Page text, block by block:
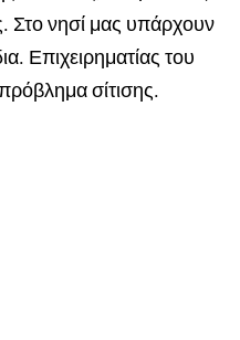
Στο νησί μας υπάρχουν
Επιχειρηματίας του
σίτισης.